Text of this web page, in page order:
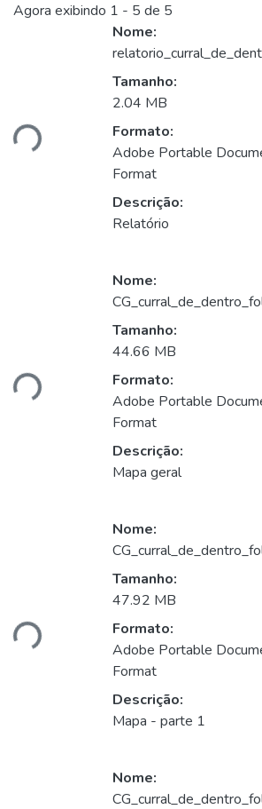
Agora exibindo 1 - 5 de 5
Nome:
Tamanho:
2.04 MB
Formato:
Adobe Portable
Format
Descrição:
Relatório
Nome:
Tamanho:
44.66 MB
Formato:
Adobe Portable
Format
Descrição:
Mapa geral
Nome:
Tamanho:
47.92 MB
Formato:
Adobe Portable
Format
Descrição:
Mapa - parte 1
Nome: